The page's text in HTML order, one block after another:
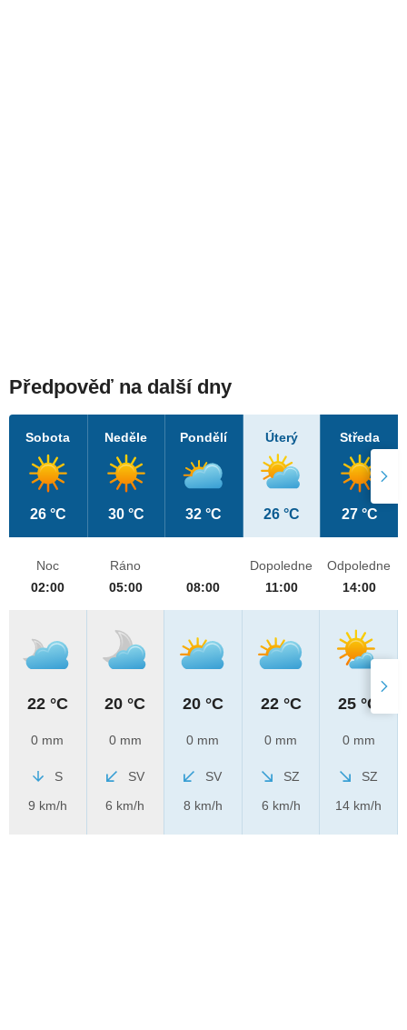
Předpověď na další dny
Sobota
26 °C
Neděle
30 °C
Pondělí
32 °C
Úterý
26 °C
Středa
27 °C
Noc
02:00
22 °C
0 mm
S
9 km/h
Ráno
05:00
20 °C
0 mm
SV
6 km/h
08:00
20 °C
0 mm
SV
8 km/h
Dopoledne
11:00
22 °C
0 mm
SZ
6 km/h
Odpoledne
14:00
25 °C
0 mm
SZ
14 km/h